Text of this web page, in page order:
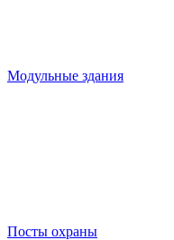
Модульные здания
Посты охраны